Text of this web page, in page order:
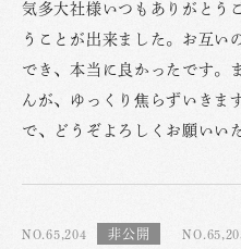
気多大社様いつもありがとう
うことが出来ました。お互い
でき、本当に良かったです。
んが、ゆっくり焦らずいきま
で、どうぞよろしくお願いい
NO.65,204